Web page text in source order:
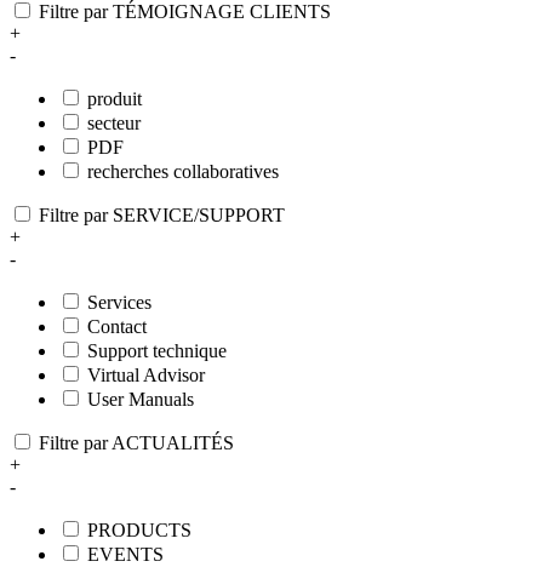
Filtre par TÉMOIGNAGE CLIENTS
+
-
produit
secteur
PDF
recherches collaboratives
Filtre par SERVICE/SUPPORT
+
-
Services
Contact
Support technique
Virtual Advisor
User Manuals
Filtre par ACTUALITÉS
+
-
PRODUCTS
EVENTS